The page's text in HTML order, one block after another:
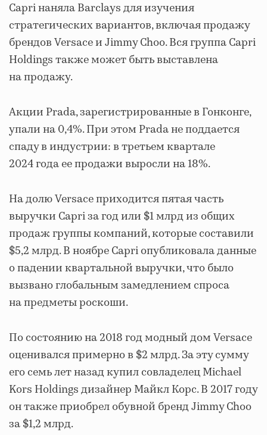
Capri наняла Barclays для изучения
стратегических вариантов, включая продажу
брендов Versace и Jimmy Choo. Вся группа Capri
Holdings также может быть выставлена
на продажу.
Акции Prada, зарегистрированные в Гонконге,
упали на 0,4%. При этом Prada не поддается
спаду в индустрии: в третьем квартале
2024 года ее продажи выросли на 18%.
На долю Versace приходится пятая часть
выручки Capri за год или $1 млрд из общих
продаж группы компаний, которые составили
$5,2 млрд. В ноябре Capri опубликовала данные
о падении квартальной выручки, что было
вызвано глобальным замедлением спроса
на предметы роскоши.
По состоянию на 2018 год модный дом Versace
оценивался примерно в $2 млрд. За эту сумму
его семь лет назад купил совладелец Michael
Kors Holdings дизайнер Майкл Корс. В 2017 году
он также приобрел обувной бренд Jimmy Choo
за $1,2 млрд.